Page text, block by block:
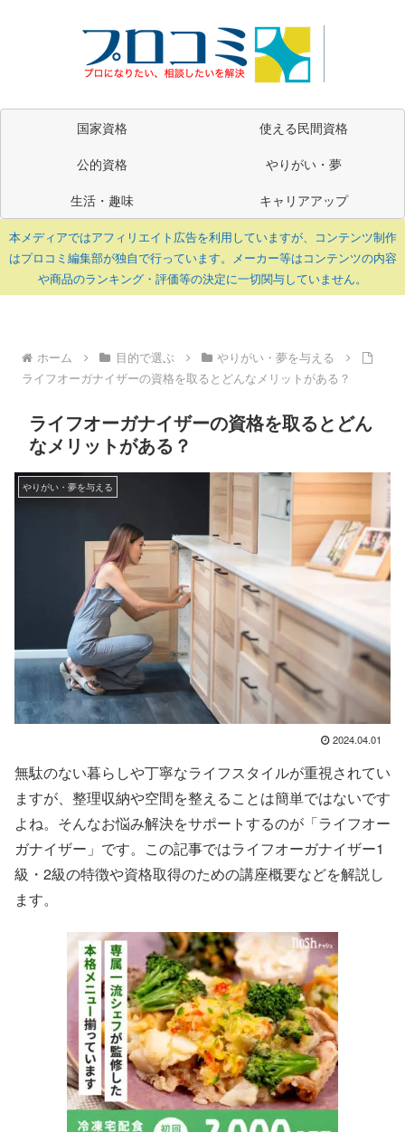
国家資格
使える民間資格
公的資格
やりがい・夢
生活・趣味
キャリアアップ
本メディアではアフィリエイト広告を利用していますが、コンテンツ制作
はプロコミ編集部が独自で行っています。メーカー等はコンテンツの内容
や商品のランキング・評価等の決定に一切関与していません。
ホーム 目的で選ぶ
やりがい・夢を与える
ライフオーガナイザーの資格を取るとどんなメリットがある？
ライフオーガナイザーの資格を取るとどん
なメリットがある？
やりがい・夢を与える
2024.04.01
無駄のない暮らしや丁寧なライフスタイルが重視されてい
ますが、整理収納や空間を整えることは簡単ではないです
よね。そんなお悩み解決をサポートするのが「ライフオー
ガナイザー」です。この記事ではライフオーガナイザー1
級・2級の特徴や資格取得のための講座概要などを解説し
ます。